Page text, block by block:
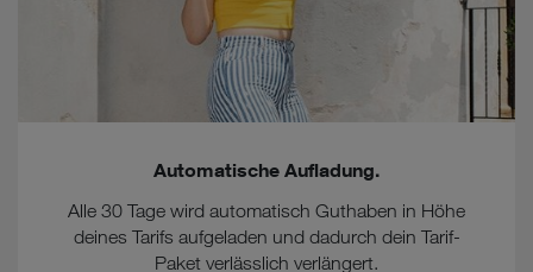
Automatische Aufladung.
Alle 30 Tage wird automatisch Guthaben in Höhe
deines Tarifs aufgeladen und dadurch dein Tarif-
Paket verlässlich verlängert.